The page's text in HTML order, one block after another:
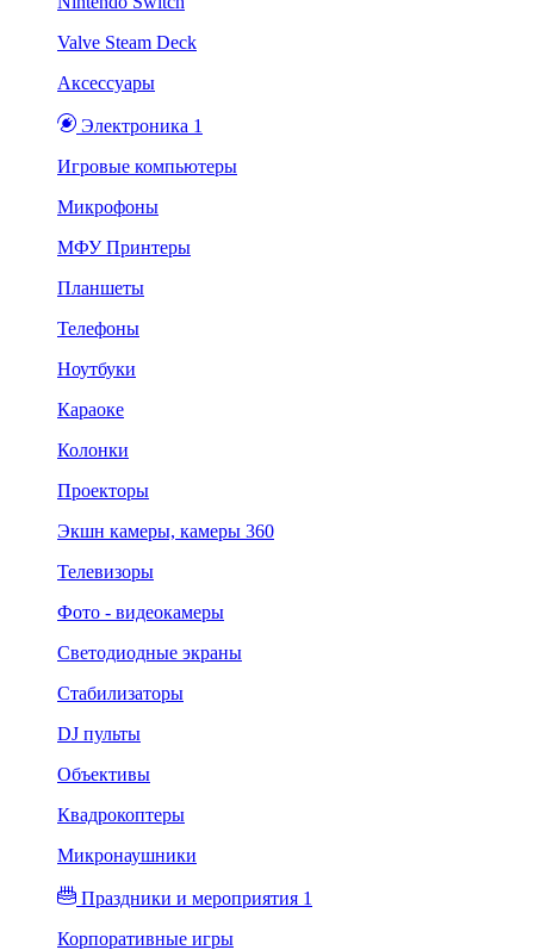
Valve Steam Deck
Аксессуары
Электроника 1
Игровые компьютеры
Микрофоны
МФУ Принтеры
Планшеты
Телефоны
Ноутбуки
Караоке
Колонки
Проекторы
Экшн камеры, камеры 360
Телевизоры
Фото - видеокамеры
Светодиодные экраны
Стабилизаторы
DJ пульты
Объективы
Квадрокоптеры
Микронаушники
Праздники и мероприятия 1
Корпоративные игры